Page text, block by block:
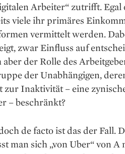
Arbeiter“ zutrifft.
viele ihr primäres
vermittelt werden.
zwar Einfluss auf
der Rolle des
der Un­abhängigen,
zur In­aktivität – eine
– ­beschränkt?
de facto ist das der Fall.
man sich „von Uber“ von A